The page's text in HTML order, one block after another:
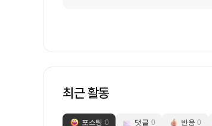
최근 활동
포스팅 0 댓글 0 반응 0